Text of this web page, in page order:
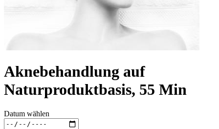
Aknebehandlung auf
Naturproduktbasis, 55 Min
Datum wählen